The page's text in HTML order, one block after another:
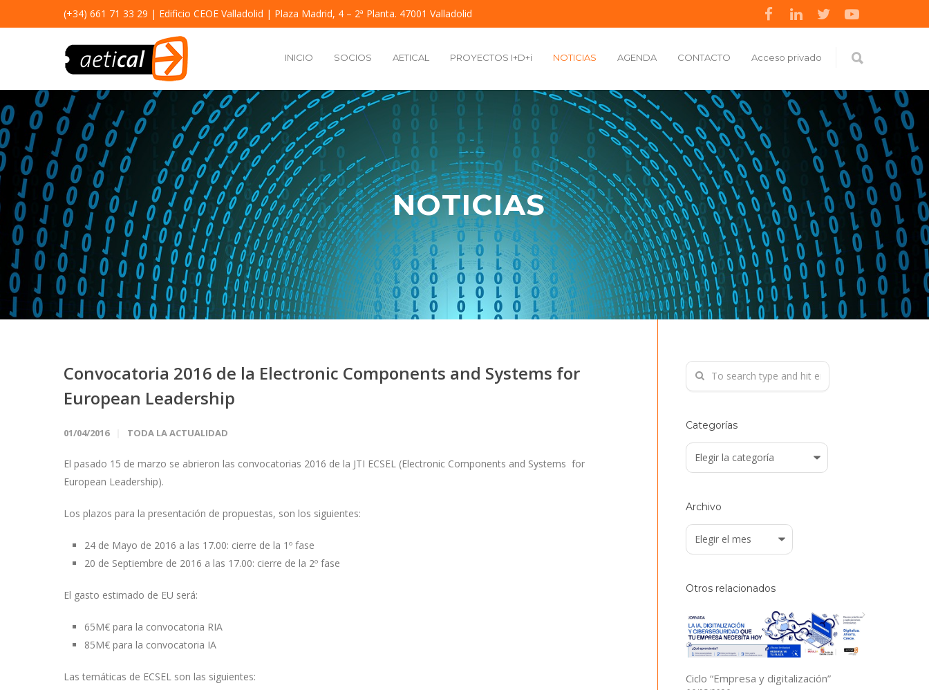
(+34) 661 71 33 29 | Edificio CEOE Valladolid | Plaza Madrid, 4 – 2ª Planta. 47001 Valladolid
INICIO SOCIOS AETICAL PROYECTOS I+D+i NOTICIAS AGENDA CONTACTO Acceso privado
NOTICIAS
Convocatoria 2016 de la Electronic Components and Systems for
European Leadership
01/04/2016 TODA LA ACTUALIDAD
El pasado 15 de marzo se abrieron las convocatorias 2016 de la JTI ECSEL (Electronic Components and Systems for
European Leadership).
Los plazos para la presentación de propuestas, son los siguientes:
24 de Mayo de 2016 a las 17.00: cierre de la 1º fase
20 de Septiembre de 2016 a las 17.00: cierre de la 2º fase
El gasto estimado de EU será:
65M€ para la convocatoria RIA
85M€ para la convocatoria IA
Las temáticas de ECSEL son las siguientes:
Categorías
Categorías
Archivo
Archivo
Otros relacionados
Ciclo “Empresa y digitalización”